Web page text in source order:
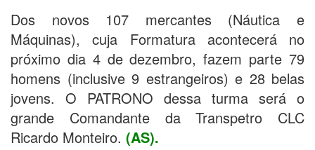
Dos novos 107 mercantes (Náutica e
Máquinas), cuja Formatura acontecerá no
próximo dia 4 de dezembro, fazem parte 79
homens (inclusive 9 estrangeiros) e 28 belas
jovens. O PATRONO dessa turma será o
grande Comandante da Transpetro CLC
Ricardo Monteiro. (AS).